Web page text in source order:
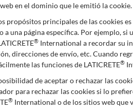
en el dominio que le emitió la cookie.
propósitos principales de las cookies
a una página específica. Por ejemplo,
® International a recordar su
direcciones de envío, etc. Cuando
las funciones de LATICRETE®
de aceptar o rechazar las
para rechazar las cookies si lo
® International o de los sitios web que